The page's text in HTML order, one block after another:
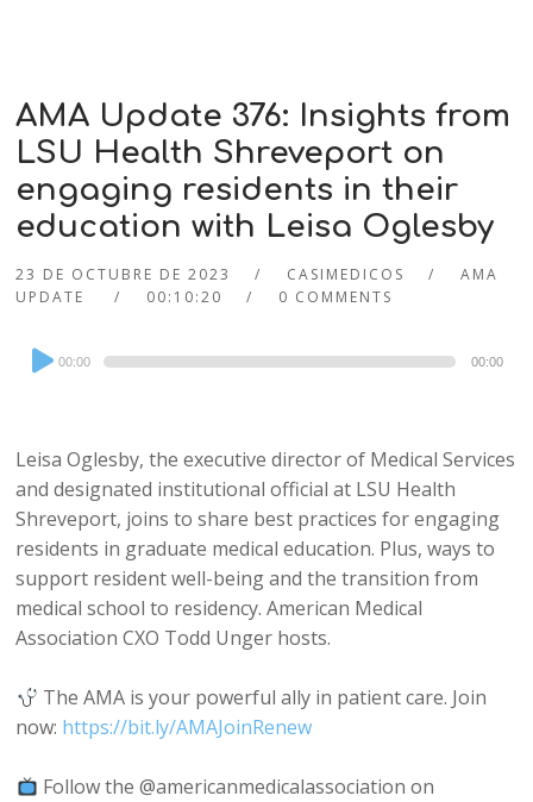
AMA Update 376: Insights from
LSU Health Shreveport on
engaging residents in their
education with Leisa Oglesby
23 DE OCTUBRE DE 2023 CASIMEDICOS
AMA
UPDATE
00:10:20 0 COMMENTS
Audio
Player
00:00 00:00
Leisa Oglesby, the executive director of Medical Services
and designated institutional official at LSU Health
Shreveport, joins to share best practices for engaging
residents in graduate medical education. Plus, ways to
support resident well-being and the transition from
medical school to residency. American Medical
Association CXO Todd Unger hosts.
The AMA is your powerful ally in patient care. Join
now: https://bit.ly/AMAJoinRenew
Follow the @americanmedicalassociation on